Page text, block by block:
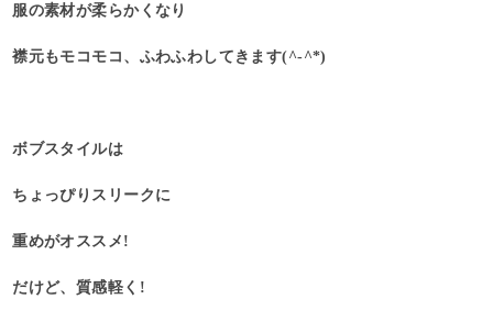
服の素材が柔らかくなり
襟元もモコモコ、ふわふわしてきます(^-^*)
ボブスタイルは
ちょっぴりスリークに
重めがオススメ!
だけど、質感軽く!